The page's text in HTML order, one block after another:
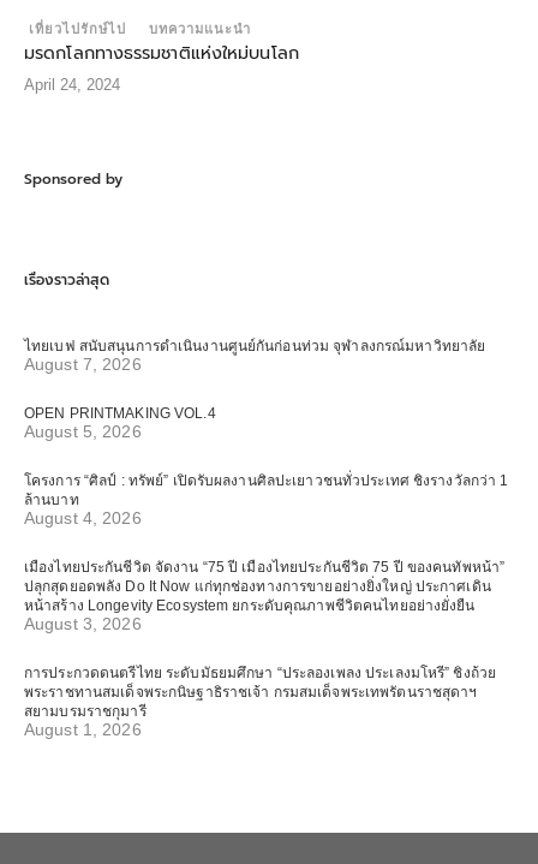
เที่ยวไปรักษ์ไป บทความแนะนำ
มรดกโลกทางธรรมชาติแห่งใหม่บนโลก
April 24, 2024
Sponsored by
เรื่องราวล่าสุด
ไทยเบฟ สนับสนุนการดำเนินงานศูนย์กันก่อนท่วม จุฬาลงกรณ์มหาวิทยาลัย
August 7, 2026
OPEN PRINTMAKING VOL.4
August 5, 2026
โครงการ “ศิลป์ : ทรัพย์” เปิดรับผลงานศิลปะเยาวชนทั่วประเทศ ชิงรางวัลกว่า 1
ล้านบาท
August 4, 2026
เมืองไทยประกันชีวิต จัดงาน “75 ปี เมืองไทยประกันชีวิต 75 ปี ของคนทัพหน้า”
ปลุกสุดยอดพลัง Do It Now แก่ทุกช่องทางการขายอย่างยิ่งใหญ่ ประกาศเดิน
หน้าสร้าง Longevity Ecosystem ยกระดับคุณภาพชีวิตคนไทยอย่างยั่งยืน
August 3, 2026
การประกวดดนตรีไทย ระดับมัธยมศึกษา “ประลองเพลง ประเลงมโหรี” ชิงถ้วย
พระราชทานสมเด็จพระกนิษฐาธิราชเจ้า กรมสมเด็จพระเทพรัตนราชสุดาฯ
สยามบรมราชกุมารี
August 1, 2026